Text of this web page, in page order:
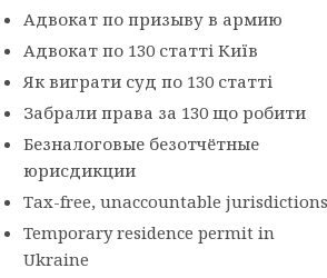
Адвокат по призыву в армию
Адвокат по 130 статті Київ
Як виграти суд по 130 статті
Забрали права за 130 що робити
Безналоговые безотчётные
юрисдикции
Tax-free, unaccountable jurisdictions
Temporary residence permit in
Ukraine